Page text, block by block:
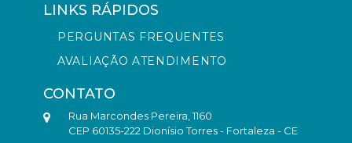
LINKS RÁPIDOS
PERGUNTAS FREQUENTES
AVALIAÇÃO ATENDIMENTO
CONTATO
Rua Marcondes Pereira, 1160
CEP 60135-222 Dionísio Torres - Fortaleza - CE